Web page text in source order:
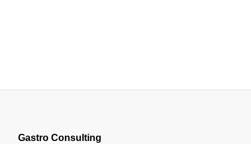
Gastro Consulting